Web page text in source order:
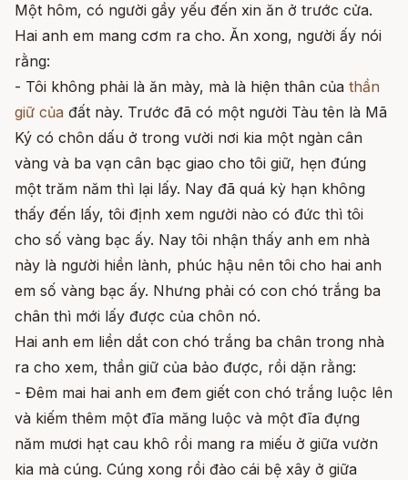
Một hôm, có người gầy yếu đến xin ăn ở trước cửa.
Hai anh em mang cơm ra cho. Ăn xong, người ấy nói
rằng:
- Tôi không phải là ăn mày, mà là hiện thân của thần
giữ của đất này. Trước đã có một người Tàu tên là Mã
Ký có chôn dấu ở trong vười nơi kia một ngàn cân
vàng và ba vạn cân bạc giao cho tôi giữ, hẹn đúng
một trăm năm thì lại lấy. Nay đã quá kỳ hạn không
thấy đến lấy, tôi định xem người nào có đức thì tôi
cho số vàng bạc ấy. Nay tôi nhận thấy anh em nhà
này là người hiền lành, phúc hậu nên tôi cho hai anh
em số vàng bạc ấy. Nhưng phải có con chó trắng ba
chân thì mới lấy được của chôn nó.
Hai anh em liền dắt con chó trắng ba chân trong nhà
ra cho xem, thần giữ của bảo được, rồi dặn rằng:
- Đêm mai hai anh em đem giết con chó trắng luộc lên
và kiếm thêm một đĩa măng luộc và một đĩa đựng
năm mươi hạt cau khô rồi mang ra miếu ở giữa vườn
kia mà cúng. Cúng xong rồi đào cái bệ xây ở giữa